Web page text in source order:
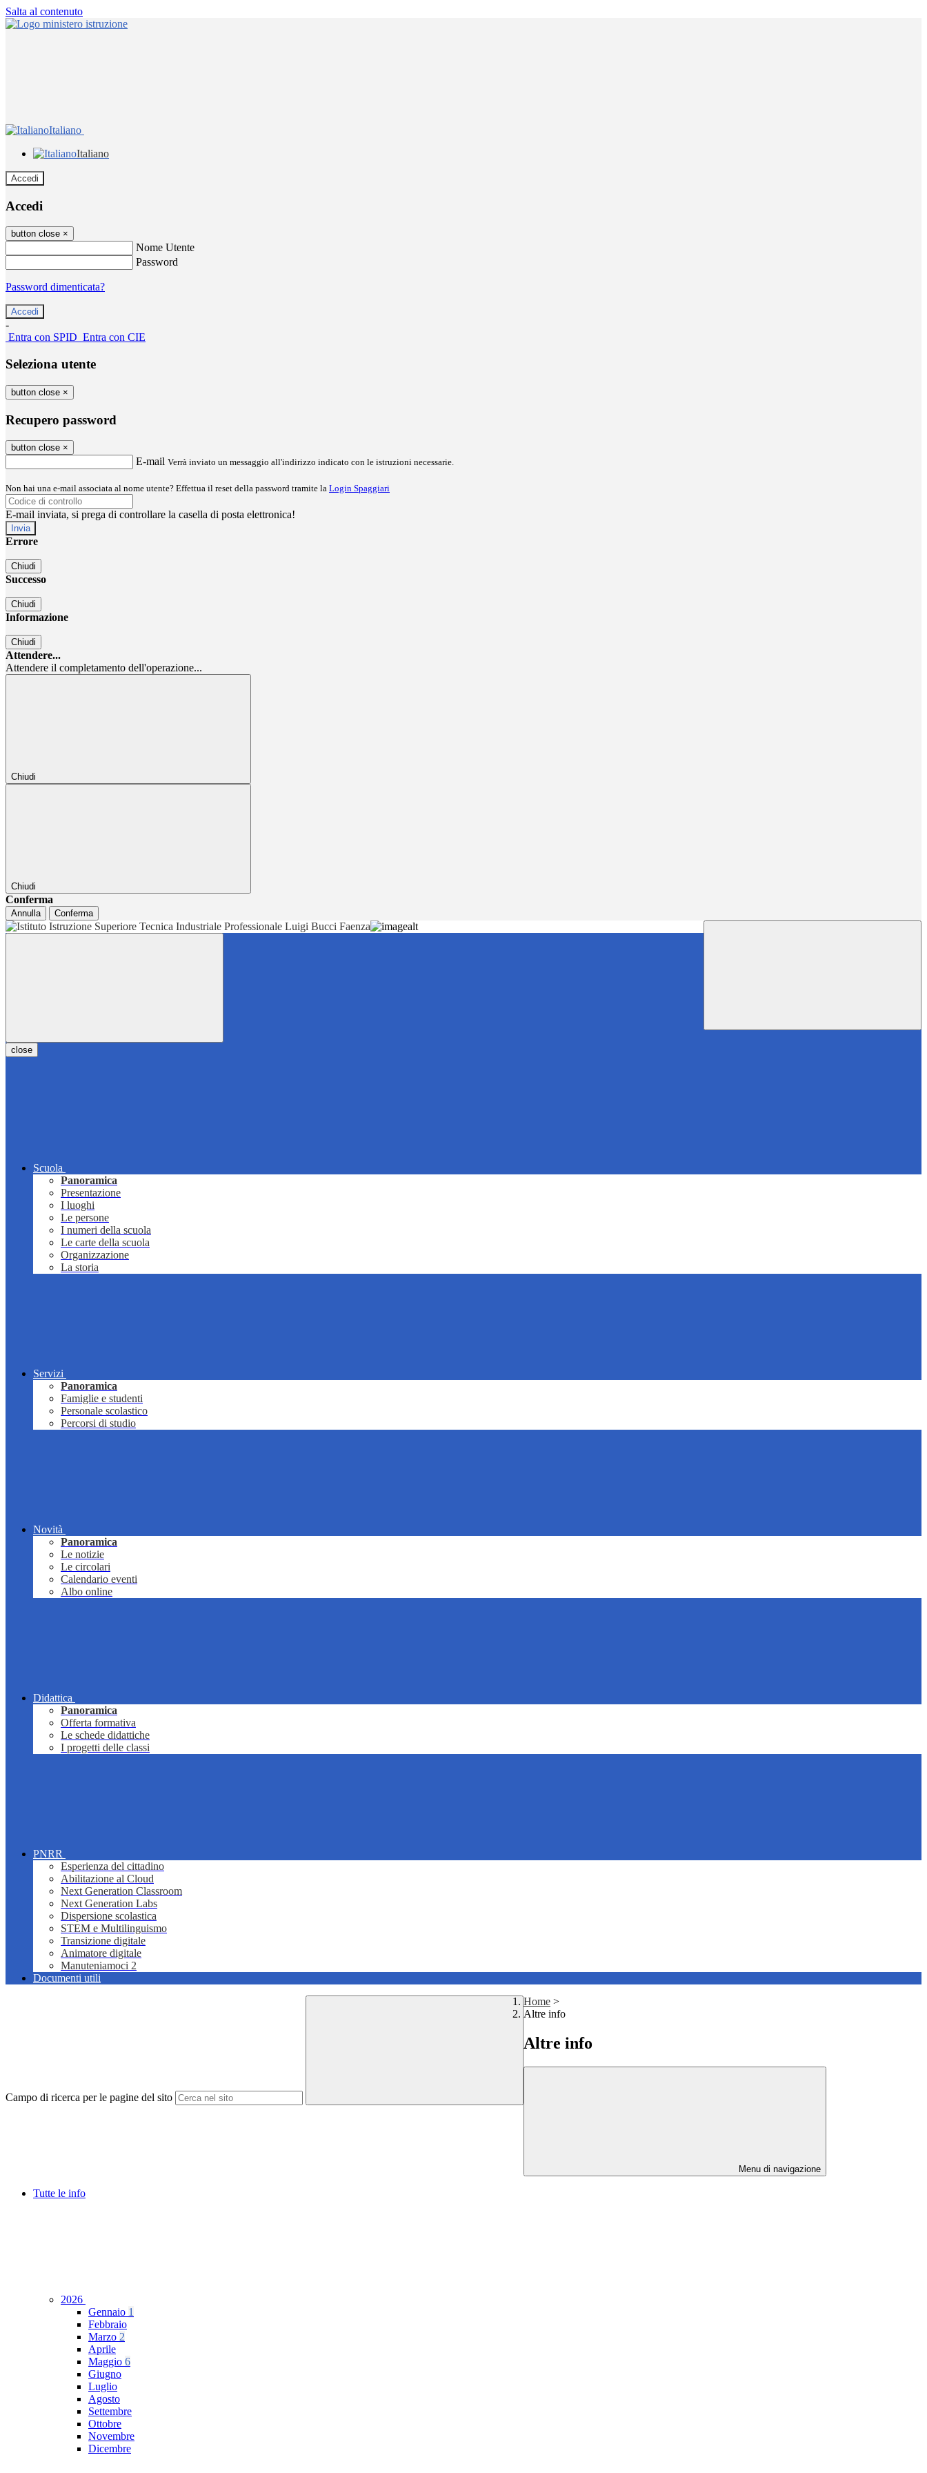
Salta al contenuto
Italiano
Italiano
Accedi
Accedi
button close ×
Nome Utente
Password
Password dimenticata?
-
Entra con SPID Entra con CIE
Seleziona utente
button close ×
Recupero password
button close ×
E-mail Verrà inviato un messaggio all'indirizzo indicato con le istruzioni necessarie.
Non hai una e-mail associata al nome utente? Effettua il reset della password tramite la Login Spaggiari
E-mail inviata, si prega di controllare la casella di posta elettronica!
Errore
Chiudi
Successo
Chiudi
Informazione
Chiudi
Attendere...
Attendere il completamento dell'operazione...
Chiudi
Chiudi
Conferma
Annulla Conferma
close
Scuola
Panoramica
Presentazione
I luoghi
Le persone
I numeri della scuola
Le carte della scuola
Organizzazione
La storia
Servizi
Panoramica
Famiglie e studenti
Personale scolastico
Percorsi di studio
Novità
Panoramica
Le notizie
Le circolari
Calendario eventi
Albo online
Didattica
Panoramica
Offerta formativa
Le schede didattiche
I progetti delle classi
PNRR
Esperienza del cittadino
Abilitazione al Cloud
Next Generation Classroom
Next Generation Labs
Dispersione scolastica
STEM e Multilinguismo
Transizione digitale
Animatore digitale
Manuteniamoci 2
Documenti utili
Campo di ricerca per le pagine del sito
Home >
Altre info
Altre info
Menu di navigazione
Tutte le info
2026
Gennaio 1
Febbraio
Marzo 2
Aprile
Maggio 6
Giugno
Luglio
Agosto
Settembre
Ottobre
Novembre
Dicembre